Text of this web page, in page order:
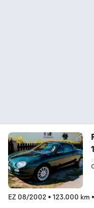
EZ 08/2002 • 123.000 km •